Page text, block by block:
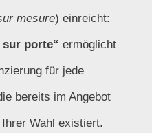
mesure) einreicht:
sur porte“ ermöglicht
für jede
bereits im Angebot
Wahl existiert.